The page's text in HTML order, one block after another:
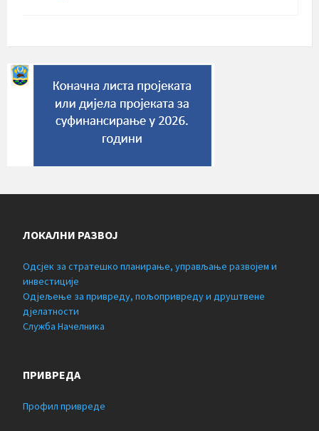
ЛОКАЛНИ РАЗВОЈ
Одсјек за стратешко планирање, управљање развојем и
инвестиције
Одјељење за привреду, пољопривреду и друштвене
дјелатности
Служба Начелника
ПРИВРЕДА
Профил привреде